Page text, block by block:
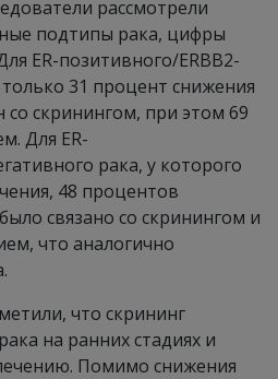
рассмотрели
подтипы рака, цифры
ER-позитивного/ERBB2-
31 процент снижения
со скринингом, при этом 69
Для ER-
рака, у которого
48 процентов
связано со скринингом и
что аналогично
что скрининг
на ранних стадиях и
Помимо снижения